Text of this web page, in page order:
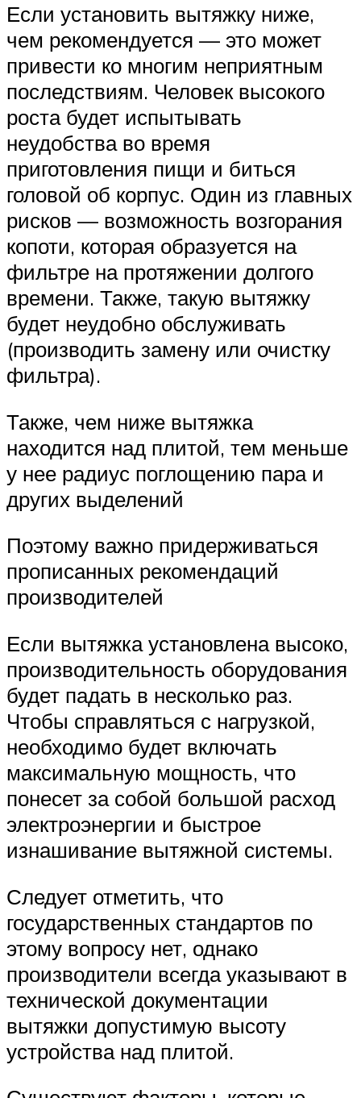
Если установить вытяжку ниже,
чем рекомендуется — это может
привести ко многим неприятным
последствиям. Человек высокого
роста будет испытывать
неудобства во время
приготовления пищи и биться
головой об корпус. Один из главных
рисков — возможность возгорания
копоти, которая образуется на
фильтре на протяжении долгого
времени. Также, такую вытяжку
будет неудобно обслуживать
(производить замену или очистку
фильтра).
Также, чем ниже вытяжка
находится над плитой, тем меньше
у нее радиус поглощению пара и
других выделений
Поэтому важно придерживаться
прописанных рекомендаций
производителей
Если вытяжка установлена высоко,
производительность оборудования
будет падать в несколько раз.
Чтобы справляться с нагрузкой,
необходимо будет включать
максимальную мощность, что
понесет за собой большой расход
электроэнергии и быстрое
изнашивание вытяжной системы.
Следует отметить, что
государственных стандартов по
этому вопросу нет, однако
производители всегда указывают в
технической документации
вытяжки допустимую высоту
устройства над плитой.